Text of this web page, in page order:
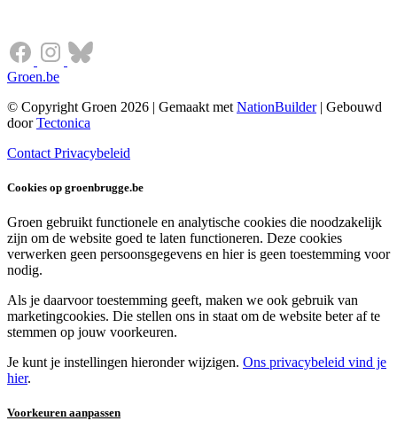
Groen.be
© Copyright Groen 2026 | Gemaakt met NationBuilder| Gebouwd
doorTectonica
Contact Privacybeleid
Cookies op groenbrugge.be
Groen gebruikt functionele en analytische cookies die noodzakelijk
zijn om de website goed te laten functioneren. Deze cookies
verwerken geen persoonsgegevens en hier is geen toestemming voor
nodig.
Als je daarvoor toestemming geeft, maken we ook gebruik van
marketingcookies. Die stellen ons in staat om de website beter af te
stemmen op jouw voorkeuren.
Je kunt je instellingen hieronder wijzigen. Ons privacybeleid vind je
hier.
Voorkeuren aanpassen